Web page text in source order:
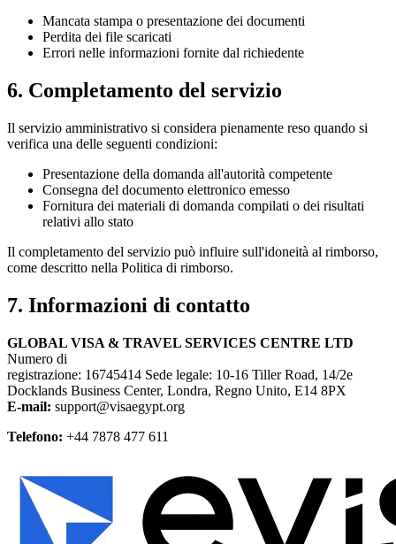
Mancata stampa o presentazione dei documenti
Perdita dei file scaricati
Errori nelle informazioni fornite dal richiedente
6. Completamento del servizio
Il servizio amministrativo si considera pienamente reso quando si
verifica una delle seguenti condizioni:
Presentazione della domanda all'autorità competente
Consegna del documento elettronico emesso
Fornitura dei materiali di domanda compilati o dei risultati
relativi allo stato
Il completamento del servizio può influire sull'idoneità al rimborso,
come descritto nella Politica di rimborso.
7. Informazioni di contatto
GLOBAL VISA & TRAVEL SERVICES CENTRE LTD
Numero di
registrazione: 16745414 Sede legale: 10-16 Tiller Road, 14/2e
Docklands Business Center, Londra, Regno Unito, E14 8PX
E-mail: support@visaegypt.org
Telefono: +44 7878 477 611